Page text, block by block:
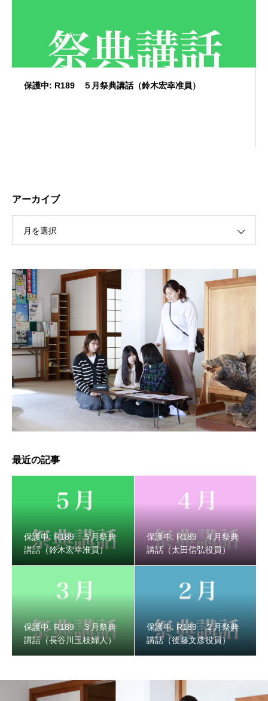
保護中: R189 ５月祭典講話（鈴木宏幸准員）
保護中: R189 ４月祭典講話（太田信弘役員）
保護中: R189 ３月祭典講話（長谷川玉枝婦人）
アーカイブ
月を選択
最近の記事
保護中: R189 ５月祭典
講話（鈴木宏幸准員）
保護中: R189 ４月祭典
講話（太田信弘役員）
保護中: R189 ３月祭典
講話（長谷川玉枝婦人）
保護中: R189 ２月祭典
講話（後藤文彦役員）